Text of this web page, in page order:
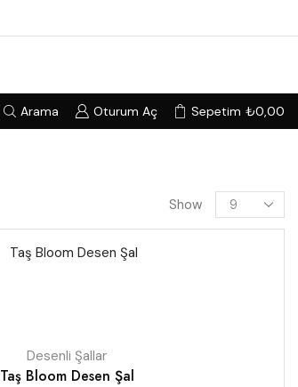
Arama Oturum Aç Sepetim ₺0,00
Show
Desenli Şallar
Taş Bloom Desen Şal